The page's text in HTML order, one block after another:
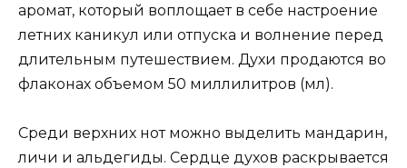
аромат, который воплощает в себе настроение
летних каникул или отпуска и волнение перед
длительным путешествием. Духи продаются во
флаконах объемом 50 миллилитров (мл).
Среди верхних нот можно выделить мандарин,
личи и альдегиды. Сердце духов раскрывается